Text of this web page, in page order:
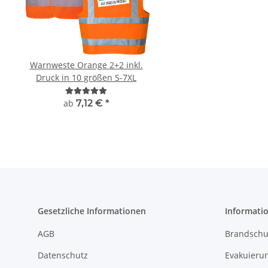
Warnweste Orange 2+2 inkl.
Druck in 10 größen S-7XL
ab 7,12 € *
Gesetzliche Informationen
AGB
Datenschutz